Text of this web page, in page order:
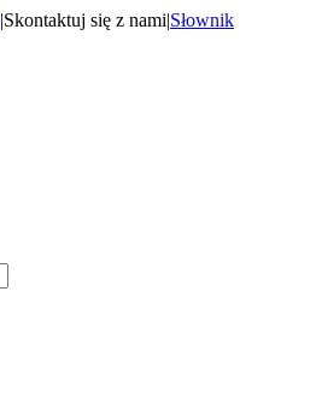
|Skontaktuj się z nami|Słownik